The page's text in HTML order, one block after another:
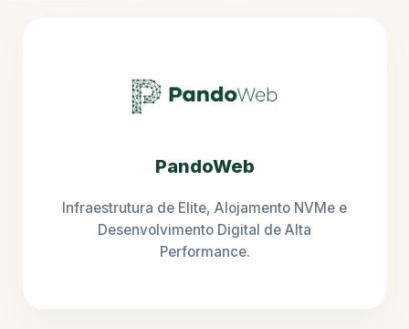
PandoWeb
Infraestrutura de Elite, Alojamento NVMe e
Desenvolvimento Digital de Alta
Performance.